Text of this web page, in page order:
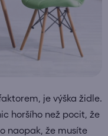
je výška židle.
horšího než pocit, že
naopak, že musíte